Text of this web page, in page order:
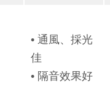
• 通風、採光
佳
• 隔音效果好